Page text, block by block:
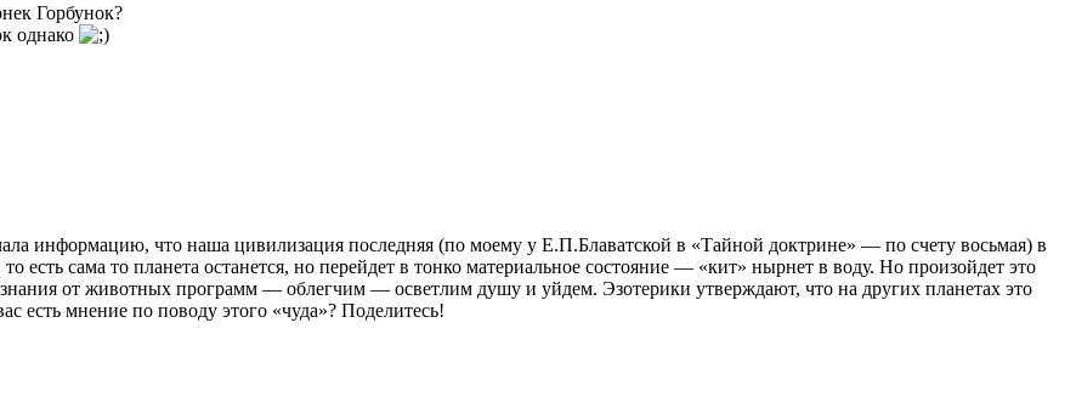
Горбунок?
однако
информацию, что наша цивилизация последняя (по моему у Е.П.Блаватской в «Тайной доктрине» — по счету восьмая) в
есть сама то планета останется, но перейдет в тонко материальное состояние — «кит» нырнет в воду. Но произойдет это
от животных программ — облегчим — осветлим душу и уйдем. Эзотерики утверждают, что на других планетах это
мнение по поводу этого «чуда»? Поделитесь!